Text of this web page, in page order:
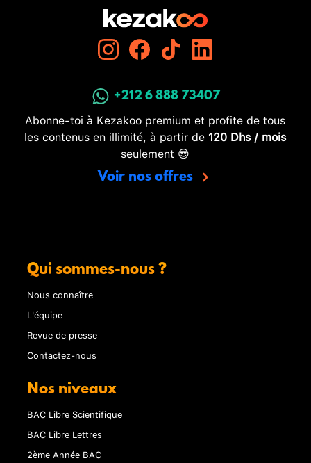
+212 6 888 73407
Abonne-toi à Kezakoo premium et profite de tous
les contenus en illimité, à partir de 120 Dhs / mois
seulement 😎
Voir nos offres
Qui sommes-nous ?
Nous connaître
L'équipe
Revue de presse
Contactez-nous
Nos niveaux
BAC Libre Scientifique
BAC Libre Lettres
2ème Année BAC